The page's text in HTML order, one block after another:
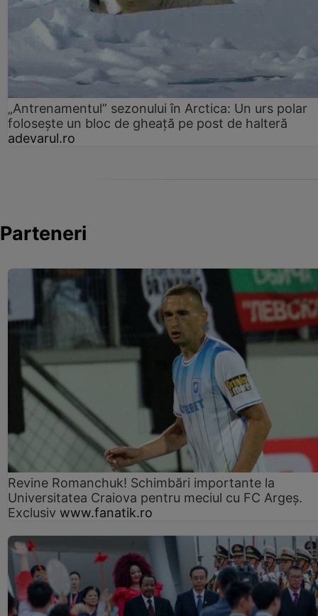
„Antrenamentul” sezonului în Arctica: Un urs polar
folosește un bloc de gheață pe post de halteră
adevarul.ro
Parteneri
Revine Romanchuk! Schimbări importante la
Universitatea Craiova pentru meciul cu FC Argeş.
Exclusiv www.fanatik.ro